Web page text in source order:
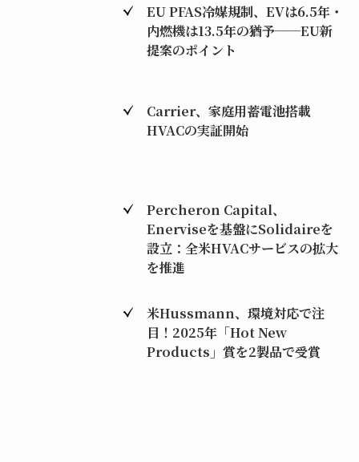
EU PFAS冷媒規制、EVは6.5年・
内燃機は13.5年の猶予──EU新
提案のポイント
Carrier、家庭用蓄電池搭載
HVACの実証開始
Percheron Capital、
Enerviseを基盤にSolidaireを
設立：全米HVACサービスの拡大
を推進
米Hussmann、環境対応で注
目！2025年「Hot New
Products」賞を2製品で受賞